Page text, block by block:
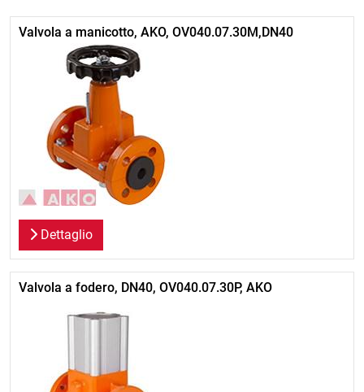
Valvola a manicotto, AKO, OV040.07.30M,DN40
Dettaglio
Valvola a fodero, DN40, OV040.07.30P, AKO